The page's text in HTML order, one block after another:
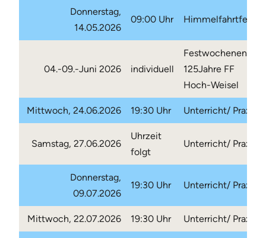
Donnerstag,
14.05.2026
09:00 Uhr Himmelfahrtfeier
04.-09.-Juni 2026 individuell
Festwochenende
125Jahre FF
Hoch-Weisel
Mittwoch, 24.06.2026 19:30 Uhr Unterricht/ Praxis
Samstag, 27.06.2026
Uhrzeit
folgt
Unterricht/ Praxis
Donnerstag,
09.07.2026
19:30 Uhr Unterricht/ Praxis
Mittwoch, 22.07.2026 19:30 Uhr Unterricht/ Praxis